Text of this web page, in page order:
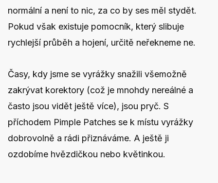
normální a není to nic, za co by ses měl stydět.
Pokud však existuje pomocník, který slibuje
rychlejší průběh a hojení, určitě neřekneme ne.
Časy, kdy jsme se vyrážky snažili všemožně
zakrývat korektory (což je mnohdy nereálné a
často jsou vidět ještě více), jsou pryč. S
příchodem Pimple Patches se k místu vyrážky
dobrovolně a rádi přiznáváme. A ještě ji
ozdobíme hvězdičkou nebo květinkou.